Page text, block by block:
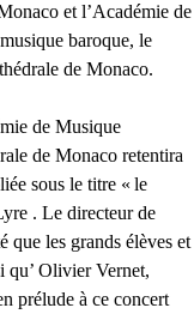
et l’Académie de
baroque, le
de Monaco.
de Musique
de Monaco retentira
sous le titre « le
. Le directeur de
que les grands élèves et
Olivier Vernet,
prélude à ce concert